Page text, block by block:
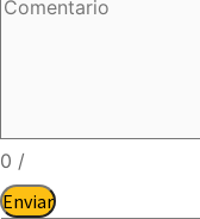
0 /
Enviar